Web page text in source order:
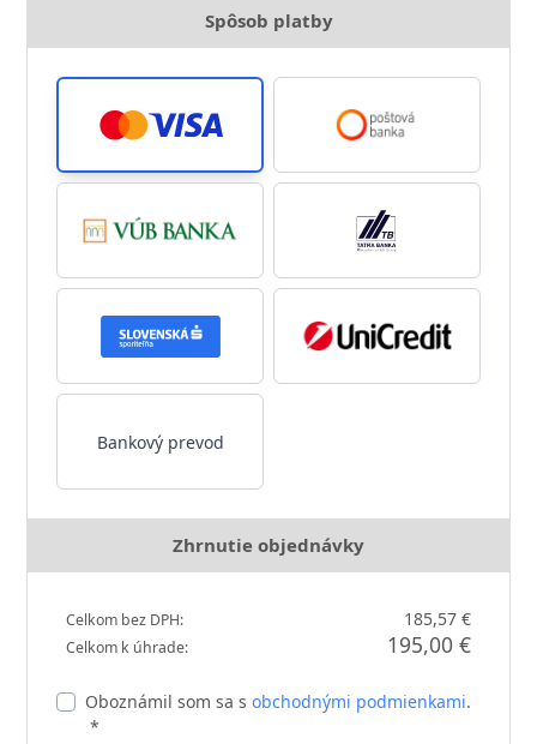
Spôsob platby
Bankový prevod
Zhrnutie objednávky
Celkom bez DPH: 185,57 €
Celkom k úhrade: 195,00 €
Oboznámil som sa sobchodnými podmienkami.
*